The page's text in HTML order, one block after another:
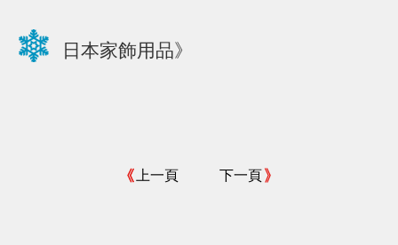
日本家飾用品》
上一頁 下一頁